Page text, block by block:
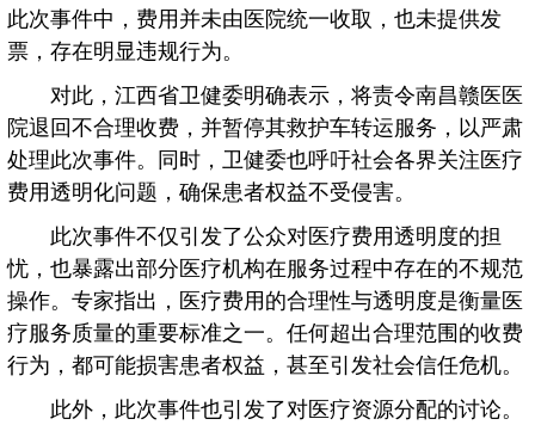
此次事件中，费用并未由医院统一收取，也未提供发
票，存在明显违规行为。
对此，江西省卫健委明确表示，将责令南昌赣医医
院退回不合理收费，并暂停其救护车转运服务，以严肃
处理此次事件。同时，卫健委也呼吁社会各界关注医疗
费用透明化问题，确保患者权益不受侵害。
此次事件不仅引发了公众对医疗费用透明度的担
忧，也暴露出部分医疗机构在服务过程中存在的不规范
操作。专家指出，医疗费用的合理性与透明度是衡量医
疗服务质量的重要标准之一。任何超出合理范围的收费
行为，都可能损害患者权益，甚至引发社会信任危机。
此外，此次事件也引发了对医疗资源分配的讨论。